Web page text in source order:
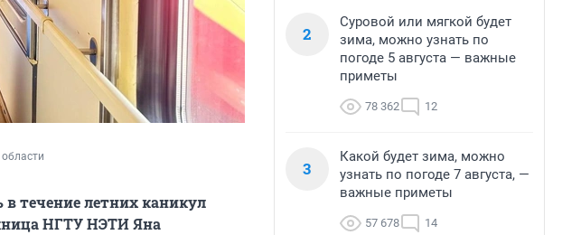
в течение летних каникул
НГТУ НЭТИ Яна
2
Суровой или мягкой будет
зима, можно узнать по
погоде 5 августа — важные
приметы
78 362 12
3
Какой будет зима, можно
узнать по погоде 7 августа, —
важные приметы
57 678 14